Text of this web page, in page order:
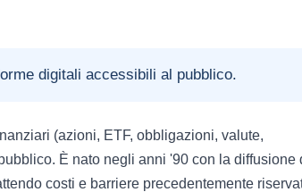
digitali accessibili al pubblico.
(azioni, ETF, obbligazioni, valute,
È nato negli anni '90 con la diffusione
costi e barriere precedentemente